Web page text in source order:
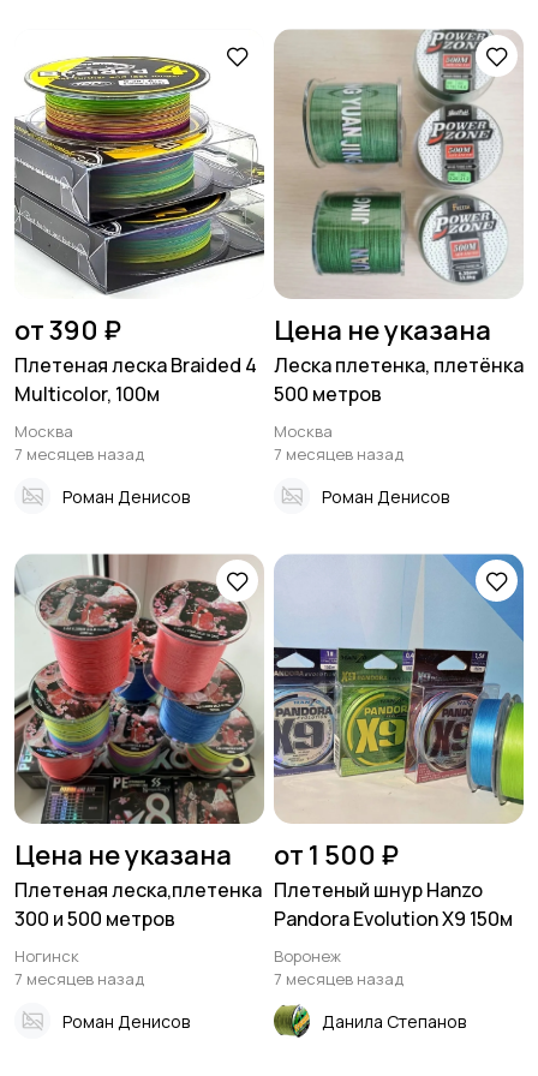
от 390 ₽
Плетеная леска Braided 4
Multicolor, 100м
Москва
7 месяцев назад
Роман Денисов
Цена не указана
Леска плетенка, плетёнка
500 метров
Москва
7 месяцев назад
Роман Денисов
Цена не указана
Плетеная леска,плетенка
300 и 500 метров
Ногинск
7 месяцев назад
Роман Денисов
от 1 500 ₽
Плетеный шнур Hanzo
Pandora Evolution X9 150м
Воронеж
7 месяцев назад
Данила Степанов